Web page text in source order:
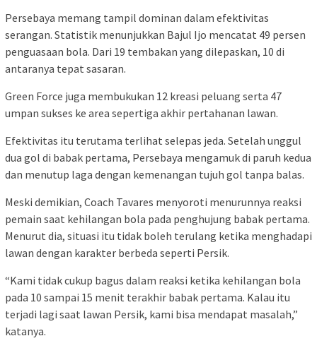
Persebaya memang tampil dominan dalam efektivitas
serangan. Statistik menunjukkan Bajul Ijo mencatat 49 persen
penguasaan bola. Dari 19 tembakan yang dilepaskan, 10 di
antaranya tepat sasaran.
Green Force juga membukukan 12 kreasi peluang serta 47
umpan sukses ke area sepertiga akhir pertahanan lawan.
Efektivitas itu terutama terlihat selepas jeda. Setelah unggul
dua gol di babak pertama, Persebaya mengamuk di paruh kedua
dan menutup laga dengan kemenangan tujuh gol tanpa balas.
Meski demikian, Coach Tavares menyoroti menurunnya reaksi
pemain saat kehilangan bola pada penghujung babak pertama.
Menurut dia, situasi itu tidak boleh terulang ketika menghadapi
lawan dengan karakter berbeda seperti Persik.
“Kami tidak cukup bagus dalam reaksi ketika kehilangan bola
pada 10 sampai 15 menit terakhir babak pertama. Kalau itu
terjadi lagi saat lawan Persik, kami bisa mendapat masalah,”
katanya.